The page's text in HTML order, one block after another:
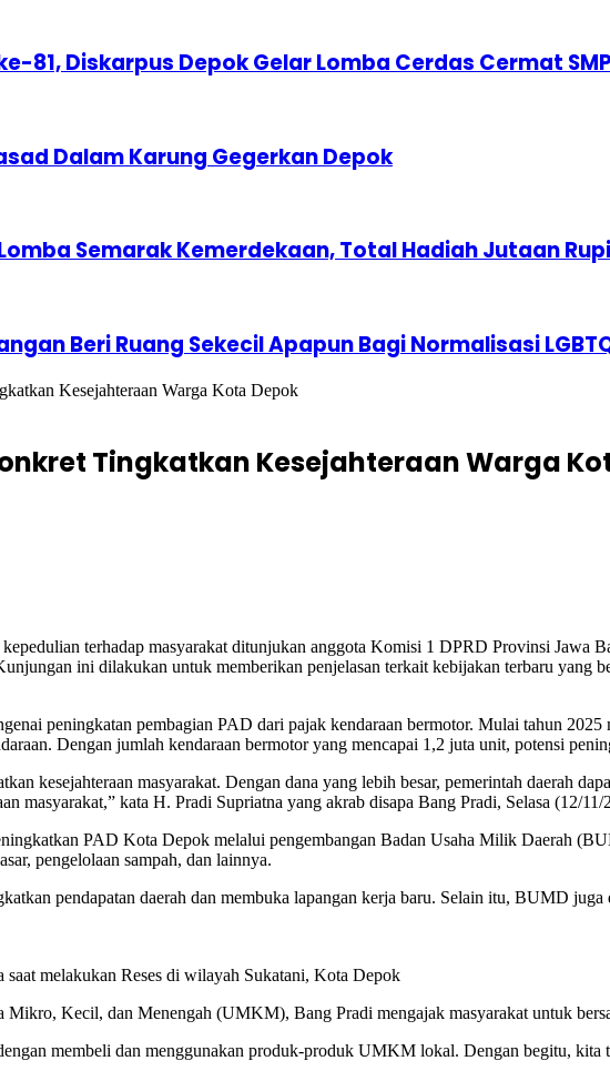
81, Diskarpus Depok Gelar Lomba Cerdas Cermat
Dalam Karung Gegerkan Depok
Semarak Kemerdekaan, Total Hadiah Jutaan
Beri Ruang Sekecil Apapun Bagi Normalisasi
Kesejahteraan Warga Kota Depok
Tingkatkan Kesejahteraan Warga
terhadap masyarakat ditunjukan anggota Komisi 1 DPRD Provinsi Jawa
ini dilakukan untuk memberikan penjelasan terkait kebijakan terbaru yang
peningkatan pembagian PAD dari pajak kendaraan bermotor. Mulai tahun
Dengan jumlah kendaraan bermotor yang mencapai 1,2 juta unit, potensi
kesejahteraan masyarakat. Dengan dana yang lebih besar, pemerintah daerah
masyarakat,” kata H. Pradi Supriatna yang akrab disapa Bang Pradi, Selasa (12/11/
PAD Kota Depok melalui pengembangan Badan Usaha Milik Daerah
pengelolaan sampah, dan lainnya.
pendapatan daerah dan membuka lapangan kerja baru. Selain itu, BUMD
melakukan Reses di wilayah Sukatani, Kota Depok
Kecil, dan Menengah (UMKM), Bang Pradi mengajak masyarakat untuk
membeli dan menggunakan produk-produk UMKM lokal. Dengan begitu, kita